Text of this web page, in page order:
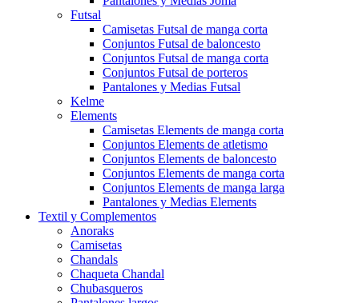
Futsal
Camisetas Futsal de manga corta
Conjuntos Futsal de baloncesto
Conjuntos Futsal de manga corta
Conjuntos Futsal de porteros
Pantalones y Medias Futsal
Kelme
Elements
Camisetas Elements de manga corta
Conjuntos Elements de atletismo
Conjuntos Elements de baloncesto
Conjuntos Elements de manga corta
Conjuntos Elements de manga larga
Pantalones y Medias Elements
Textil y Complementos
Anoraks
Camisetas
Chandals
Chaqueta Chandal
Chubasqueros